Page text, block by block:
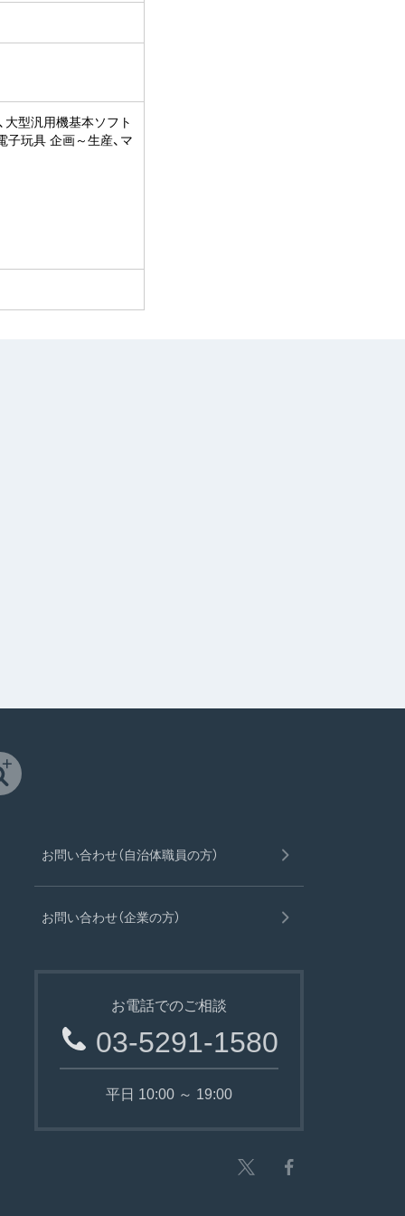
大型汎用機基本ソフト
子玩具 企画～生産、マ
お問い合わせ（自治体職員の方）
お問い合わせ（企業の方）
お電話でのご相談
03-5291-1580
平日 10:00 ～ 19:00